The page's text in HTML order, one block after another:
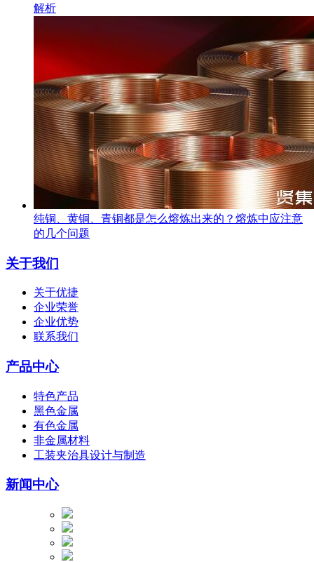
解析
纯铜、黄铜、青铜都是怎么熔炼出来的？熔炼中应注意
的几个问题
关于我们
关于优捷
企业荣誉
企业优势
联系我们
产品中心
特色产品
黑色金属
有色金属
非金属材料
工装夹治具设计与制造
新闻中心